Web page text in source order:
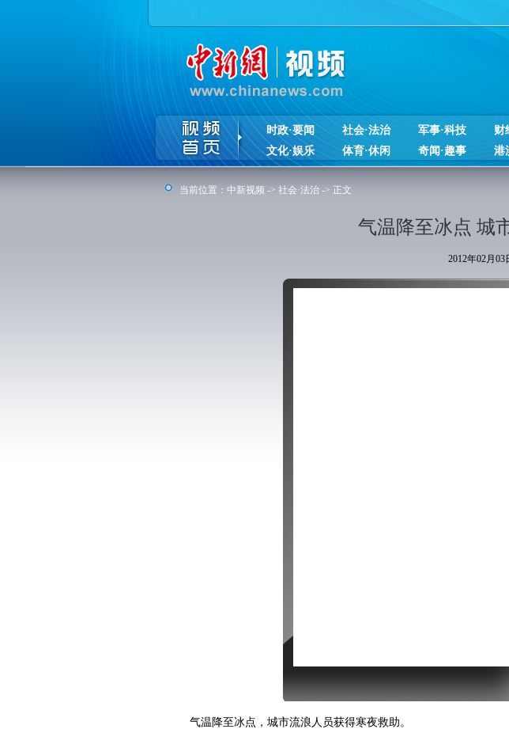
时政·要闻 社会·法治 军事·科技 财
文化·娱乐
体育·休闲 奇闻·趣事 港
当前位置： 中新视频 -> 社会·法治 -> 正文
气温降至冰点 城
2012年02月
气温降至冰点，城市流浪人员获得寒夜救助。